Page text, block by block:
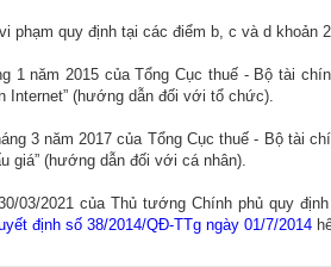
phạm quy định tại các điểm b, c và d khoản
1 năm 2015 của Tổng Cục thuế - Bộ tài
Internet” (hướng dẫn đối với tổ chức).
3 năm 2017 của Tổng Cục thuế - Bộ tài
giá” (hướng dẫn đối với cá nhân).
03/2021 của Thủ tướng Chính phủ quy
định số 38/2014/QĐ-TTg ngày 01/7/2014